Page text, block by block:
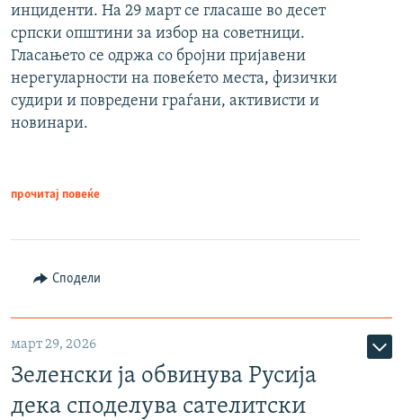
инциденти. На 29 март се гласаше во десет
српски општини за избор на советници.
Гласањето се одржа со бројни пријавени
нерегуларности на повеќето места, физички
судири и повредени граѓани, активисти и
новинари.
прочитај повеќе
Сподели
март 29, 2026
Зеленски ја обвинува Русија
дека споделува сателитски